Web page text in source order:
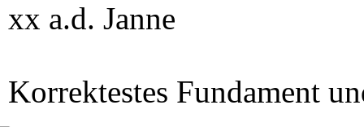
xx a.d. Janne
Korrektestes Fundament